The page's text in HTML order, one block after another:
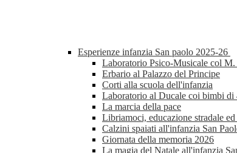
Esperienze infanzia San paolo 2025-26
Laboratorio Psico-Musicale col
Erbario al Palazzo del Principe
Corti alla scuola dell'infanzia
Laboratorio al Ducale coi bimbi di
La marcia della pace
Libriamoci, educazione stradale
Calzini spaiati all'infanzia San
Giornata della memoria 2026
La magia del Natale all'infanzia